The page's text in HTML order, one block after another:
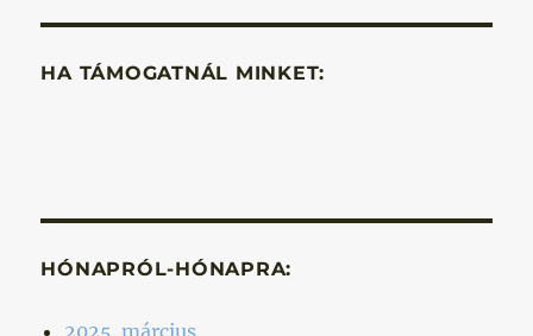
HA TÁMOGATNÁL MINKET:
HÓNAPRÓL-HÓNAPRA:
2025. március